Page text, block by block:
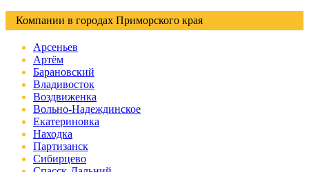
Компании в городах Приморского края
Арсеньев
Артём
Барановский
Владивосток
Воздвиженка
Вольно-Надеждинское
Екатериновка
Находка
Партизанск
Сибирцево